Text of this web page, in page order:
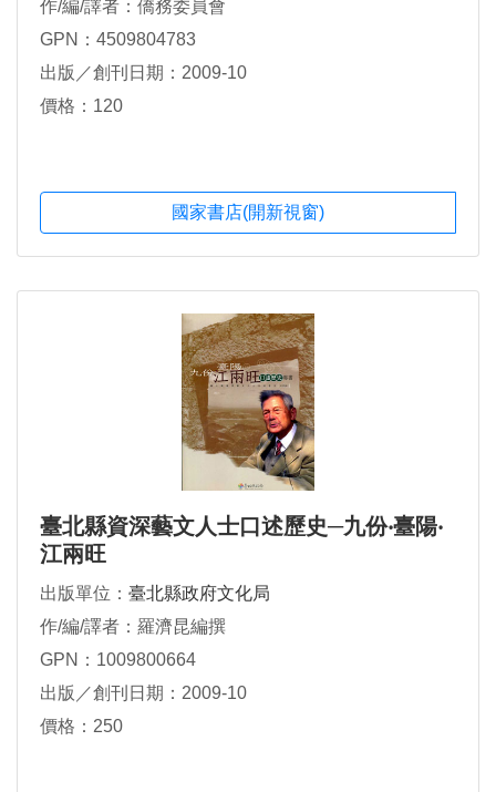
作/編/譯者：僑務委員會
GPN：4509804783
出版／創刊日期：2009-10
價格：120
國家書店(開新視窗)
臺北縣資深藝文人士口述歷史─九份‧臺陽‧
江兩旺
出版單位： 臺北縣政府文化局
作/編/譯者：羅濟昆編撰
GPN：1009800664
出版／創刊日期：2009-10
價格：250